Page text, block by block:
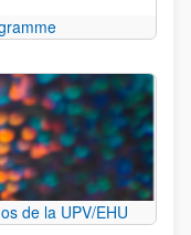
de la UPV/EHU